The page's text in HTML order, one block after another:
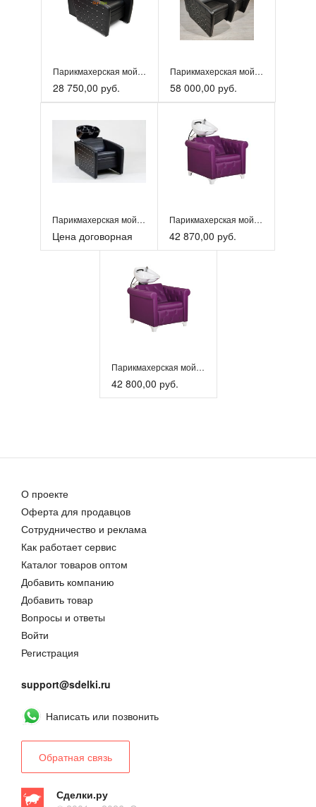
Парикмахерская мойка «Соло»
28 750,00 руб.
Парикмахерская мойка «Соло» двухместная
58 000,00 руб.
Парикмахерская мойка «Соло»
Цена договорная
Парикмахерская мойка «Соната»
42 870,00 руб.
Парикмахерская мойка Соната
42 800,00 руб.
О проекте
Оферта для продавцов
Сотрудничество и реклама
Как работает сервис
Каталог товаров оптом
Добавить компанию
Добавить товар
Вопросы и ответы
Войти
Регистрация
support@sdelki.ru
Написать или позвонить
Обратная связь
Сделки.ру